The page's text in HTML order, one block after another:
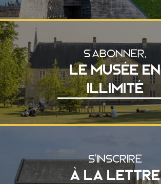
S'ABONNER,
LE MUSÉE EN
ILLIMITÉ
S'INSCRIRE
À LA LETTRE